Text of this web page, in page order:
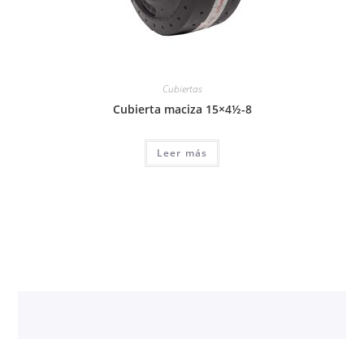
Cubiertas
Cubierta maciza 15×4½-8
Leer más